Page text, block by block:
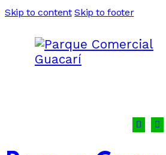
Skip to content Skip to footer